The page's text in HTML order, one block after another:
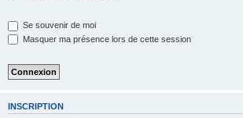
Se souvenir de moi
Masquer ma présence lors de cette session
INSCRIPTION